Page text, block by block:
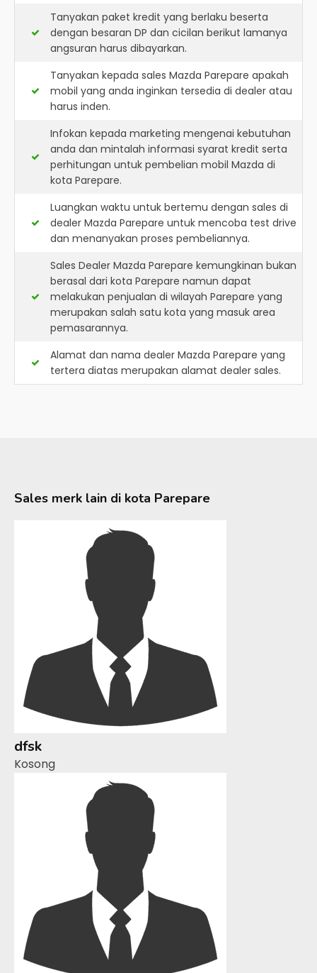
Tanyakan paket kredit yang berlaku beserta
dengan besaran DP dan cicilan berikut lamanya
angsuran harus dibayarkan.
Tanyakan kepada sales Mazda Parepare apakah
mobil yang anda inginkan tersedia di dealer atau
harus inden.
Infokan kepada marketing mengenai kebutuhan
anda dan mintalah informasi syarat kredit serta
perhitungan untuk pembelian mobil Mazda di
kota Parepare.
Luangkan waktu untuk bertemu dengan sales di
dealer Mazda Parepare untuk mencoba test drive
dan menanyakan proses pembeliannya.
Sales Dealer Mazda Parepare kemungkinan bukan
berasal dari kota Parepare namun dapat
melakukan penjualan di wilayah Parepare yang
merupakan salah satu kota yang masuk area
pemasarannya.
Alamat dan nama dealer Mazda Parepare yang
tertera diatas merupakan alamat dealer sales.
Sales merk lain di kota Parepare
dfsk
Kosong